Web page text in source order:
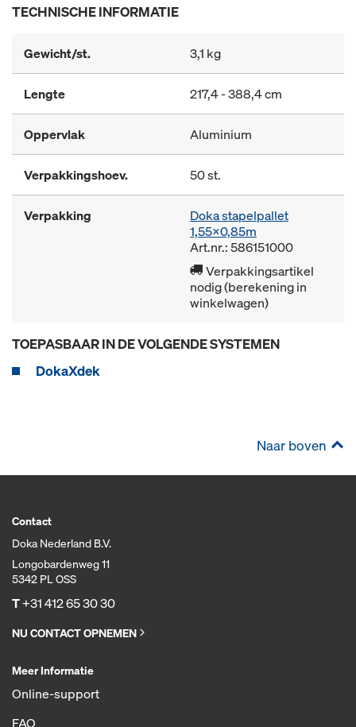
TECHNISCHE INFORMATIE
Gewicht/st. 3,1 kg
Lengte 217,4 - 388,4 cm
Oppervlak Aluminium
Verpakkingshoev. 50 st.
Verpakking
Doka stapelpallet
1,55x0,85m
Art.nr.: 586151000
Verpakkingsartikel
nodig (berekening in
winkelwagen)
TOEPASBAAR IN DE VOLGENDE SYSTEMEN
DokaXdek
Naar boven
Contact
Doka Nederland B.V.
Longobardenweg 11
5342 PL OSS
T+31 412 65 30 30
NU CONTACT OPNEMEN
Meer Informatie
Online-support
FAQ